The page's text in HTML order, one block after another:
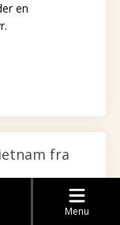
Menu
en
fra